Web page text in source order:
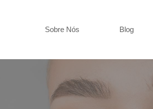
Sobre Nós Blog